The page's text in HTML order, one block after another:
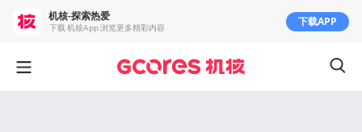
机核-探索热爱
下载 机核App 浏览更多精彩内容 下载APP